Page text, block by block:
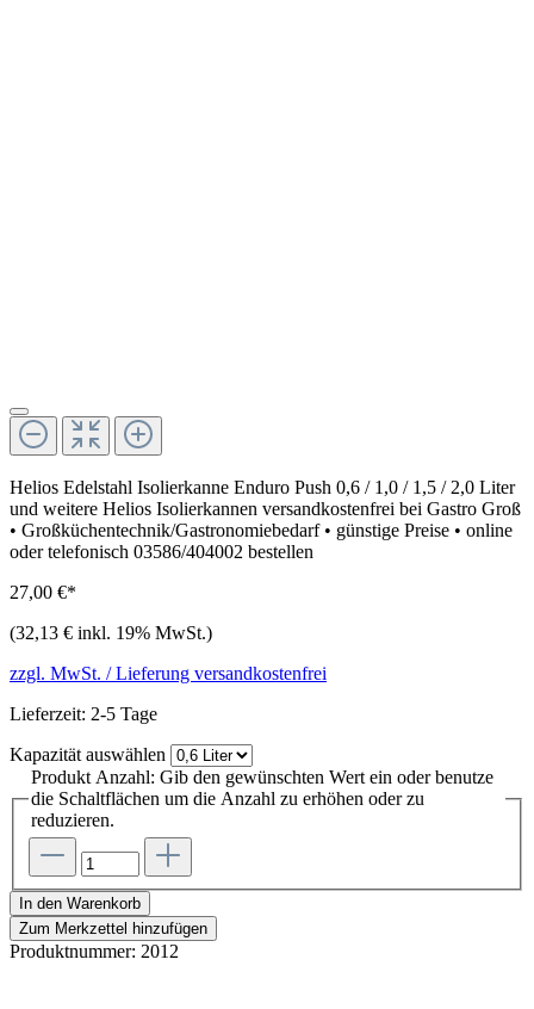
Helios Edelstahl Isolierkanne Enduro Push 0,6 / 1,0 / 1,5 / 2,0 Liter
und weitere Helios Isolierkannen versandkostenfrei bei Gastro Groß
• Großküchentechnik/Gastronomiebedarf • günstige Preise • online
oder telefonisch 03586/404002 bestellen
27,00 €*
(32,13 € inkl. 19% MwSt.)
zzgl. MwSt. / Lieferung versandkostenfrei
Lieferzeit: 2-5 Tage
Kapazität auswählen
Produkt Anzahl: Gib den gewünschten Wert ein oder benutze
die Schaltflächen um die Anzahl zu erhöhen oder zu
reduzieren.
In den Warenkorb
Zum Merkzettel hinzufügen
Produktnummer: 2012